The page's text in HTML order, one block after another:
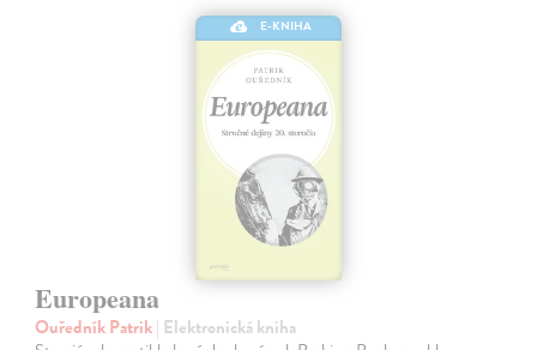
E-KNIHA
Europeana
Ouředník Patrik| Elektronická kniha